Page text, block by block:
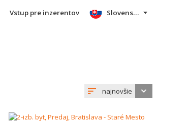
Vstup pre inzerentov Slovensky
najnovšie